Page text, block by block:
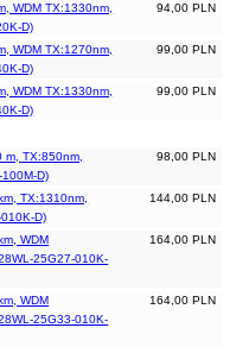
94,00 PLN
WDM TX:1330nm,
D)
99,00 PLN
WDM TX:1270nm,
D)
99,00 PLN
WDM TX:1330nm,
D)
98,00 PLN
m, TX:850nm,
D)
144,00 PLN
TX:1310nm,
D)
164,00 PLN
WDM
25G27-010K-
164,00 PLN
WDM
25G33-010K-